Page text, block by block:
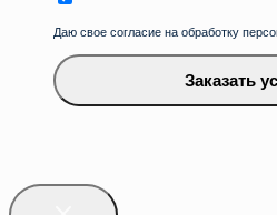
Даю свое согласие на обработку
Заказать